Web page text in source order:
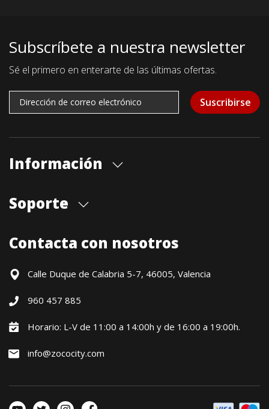
Subscríbete a nuestra newsletter
Sé el primero en enterarte de las últimas ofertas.
Suscribirse
Información
Cita previa tienda
Contacto
Soporte
Formas de pago
Devoluciones / Garantía
Política precio mínimo garantizado
Financiación CETELEM
Condiciones generales
Contacta con nosotros
Calle Duque de Calabria 5-7, 46005, Valencia
960 457 885
Horario: L-V de 11:00 a 14:00h y de 16:00 a 19:00h.
info@zococity.com